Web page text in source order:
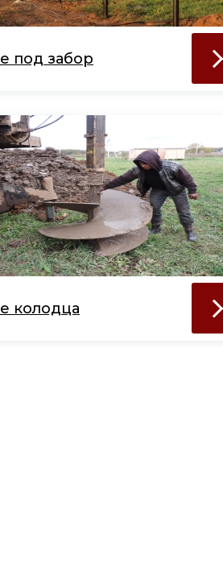
под забор
колодца